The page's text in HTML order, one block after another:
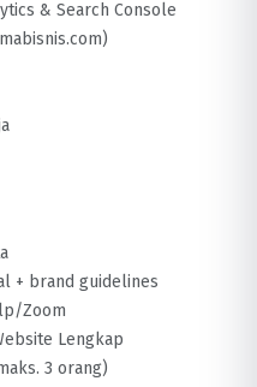
& Search Console
+ brand guidelines
Zoom
Lengkap
3 orang)